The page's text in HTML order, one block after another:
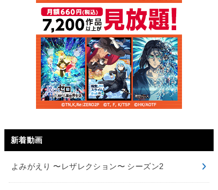
新着動画
よみがえり 〜レザレクション〜 シーズン2